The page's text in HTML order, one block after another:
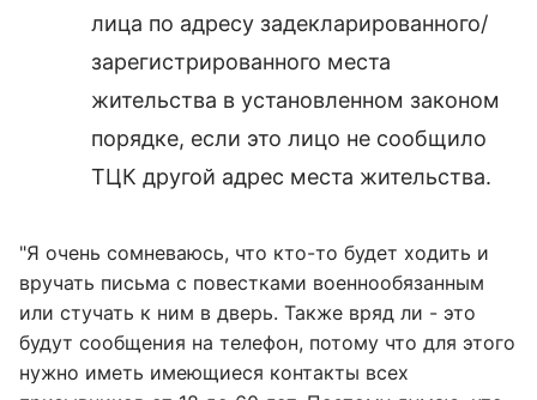
лица по адресу задекларированного/
зарегистрированного места
жительства в установленном законом
порядке, если это лицо не сообщило
ТЦК другой адрес места жительства.
"Я очень сомневаюсь, что кто-то будет ходить и
вручать письма с повестками военнообязанным
или стучать к ним в дверь. Также вряд ли - это
будут сообщения на телефон, потому что для этого
нужно иметь имеющиеся контакты всех